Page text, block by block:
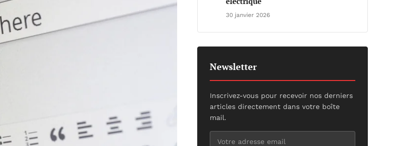
30 janvier 2026
Newsletter
Inscrivez-vous pour recevoir nos derniers
articles directement dans votre boîte
mail.